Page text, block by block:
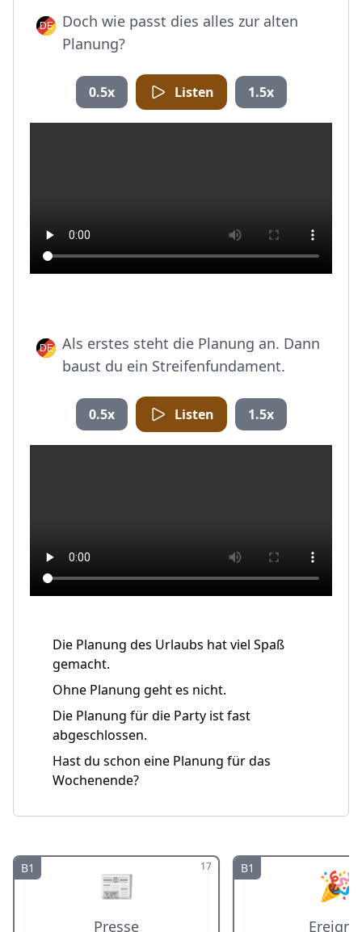
Doch wie passt dies alles zur alten
Planung?
0.5x Listen 1.5x
Als erstes steht die Planung an. Dann
baust du ein Streifenfundament.
0.5x Listen 1.5x
Die Planung des Urlaubs hat viel Spaß
gemacht.
Ohne Planung geht es nicht.
Die Planung für die Party ist fast
abgeschlossen.
Hast du schon eine Planung für das
Wochenende?
B1 17
📰
Presse
B1 🎉